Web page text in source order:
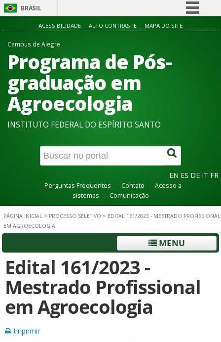
BRASIL
Simplifique!
Participe
Acesso à informação
ACESSIBILIDADE ALTO CONTRASTE MAPA DO SITE
Campus de Alegre
Programa de Pós-
graduação em
Agroecologia
INSTITUTO FEDERAL DO ESPÍRITO SANTO
EN ES DE IT FR
Perguntas Frequentes Contato
Acesso a
sistemas
Comunicação
PÁGINA INICIAL > PROCESSO SELETIVO > EDITAL 161/2023 - MESTRADO PROFISSIONAL
EM AGROECOLOGIA
MENU
Edital 161/2023 -
Mestrado Profissional
em Agroecologia
Imprimir